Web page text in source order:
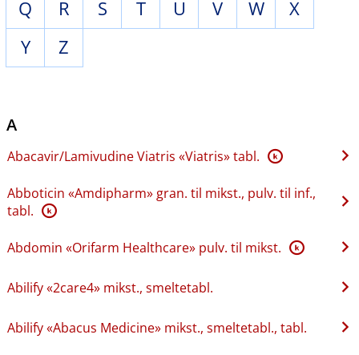
Q
R S T U V W
X
Y
Z
A
Abacavir​/​Lamivudine Viatris «Viatris» tabl. K
Abboticin «Amdipharm» gran. til mikst., pulv. til inf.,
tabl. K
Abdomin «Orifarm Healthcare» pulv. til mikst. K
Abilify «2care4» mikst., smeltetabl.
Abilify «Abacus Medicine» mikst., smeltetabl., tabl.